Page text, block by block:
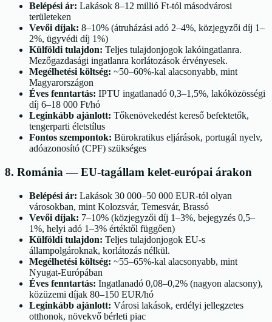
Belépési ár: Lakások 8–12 millió Ft-tól másodvárosi
területeken
Vevői díjak: 8–10% (átruházási adó 2–4%, közjegyzői díj 1–
2%, ügyvédi díj 1%)
Külföldi tulajdon: Teljes tulajdonjogok lakóingatlanra.
Mezőgazdasági ingatlanra korlátozások érvényesek.
Megélhetési költség: ~50–60%-kal alacsonyabb, mint
Magyarországon
Éves fenntartás: IPTU ingatlanadó 0,3–1,5%, lakóközösségi
díj 6–18 000 Ft/hó
Leginkább ajánlott: Tőkenövekedést kereső befektetők,
tengerparti életstílus
Fontos szempontok: Bürokratikus eljárások, portugál nyelv,
adóazonosító (CPF) szükséges
8. Románia —EU-tagállam kelet-európai árakon
Belépési ár: Lakások 30 000–50 000 EUR-tól olyan
városokban, mint Kolozsvár, Temesvár, Brassó
Vevői díjak: 7–10% (közjegyzői díj 1–3%, bejegyzés 0,5–
1%, helyi adó 1–3% értéktől függően)
Külföldi tulajdon: Teljes tulajdonjogok EU-s
állampolgároknak, korlátozás nélkül.
Megélhetési költség: ~55–65%-kal alacsonyabb, mint
Nyugat-Európában
Éves fenntartás: Ingatlanadó 0,08–0,2% (nagyon alacsony),
közüzemi díjak 80–150 EUR/hó
Leginkább ajánlott: Városi lakások, erdélyi jellegzetes
otthonok, növekvő bérleti piac